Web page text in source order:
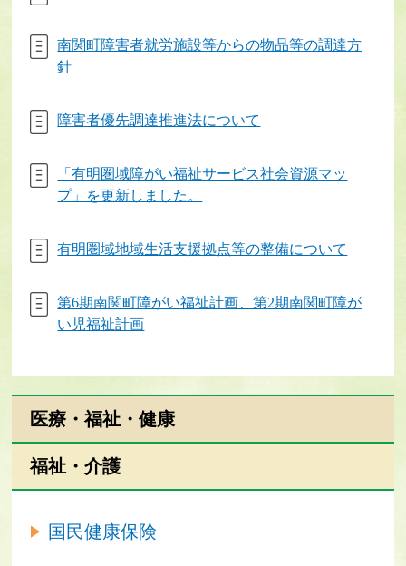
南関町障害者就労施設等からの物品等の調達方
針
障害者優先調達推進法について
「有明圏域障がい福祉サービス社会資源マッ
プ」を更新しました。
有明圏域地域生活支援拠点等の整備について
第6期南関町障がい福祉計画、第2期南関町障が
い児福祉計画
医療・福祉・健康
福祉・介護
国民健康保険